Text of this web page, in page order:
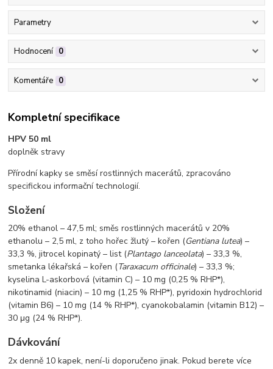
Parametry
Hodnocení 0
Komentáře 0
Kompletní specifikace
HPV 50 ml
doplněk stravy
Přírodní kapky se směsí rostlinných macerátů, zpracováno
specifickou informační technologií.
Složení
20% ethanol – 47,5 ml; směs rostlinných macerátů v 20%
ethanolu – 2,5 ml, z toho hořec žlutý – kořen (Gentiana lutea) –
33,3 %, jitrocel kopinatý – list (Plantago lanceolata) – 33,3 %,
smetanka lékařská – kořen (Taraxacum officinale) – 33,3 %;
kyselina L-askorbová (vitamin C) – 10 mg (0,25 % RHP*),
nikotinamid (niacin) – 10 mg (1,25 % RHP*), pyridoxin hydrochlorid
(vitamin B6) – 10 mg (14 % RHP*), cyanokobalamin (vitamin B12) –
30 μg (24 % RHP*).
Dávkování
2x denně 10 kapek, není-li doporučeno jinak. Pokud berete více